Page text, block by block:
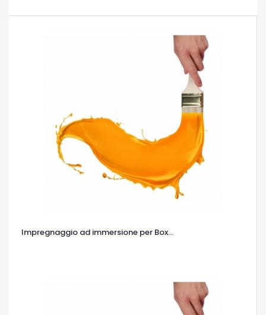
Impregnaggio ad immersione per Box...